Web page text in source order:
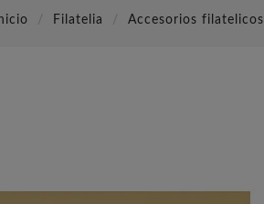
Filatelia Accesorios filatelicos